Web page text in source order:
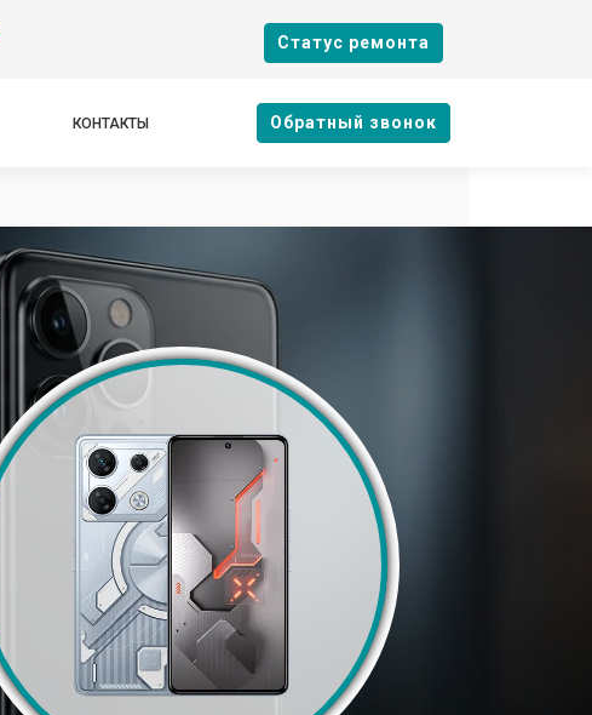
Cтатус ремонта
КОНТАКТЫ Oбратный звонок